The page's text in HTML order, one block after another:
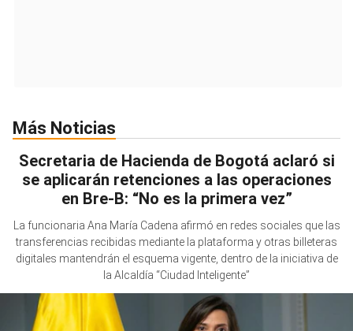
Más Noticias
Secretaria de Hacienda de Bogotá aclaró si
se aplicarán retenciones a las operaciones
en Bre-B: “No es la primera vez”
La funcionaria Ana María Cadena afirmó en redes sociales que las
transferencias recibidas mediante la plataforma y otras billeteras
digitales mantendrán el esquema vigente, dentro de la iniciativa de
la Alcaldía “Ciudad Inteligente”